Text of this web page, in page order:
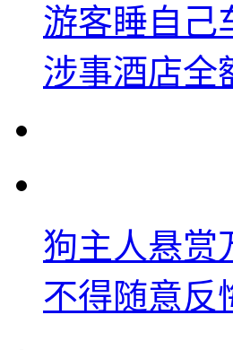
游客睡自己
涉事酒店全
狗主人悬赏
不得随意反